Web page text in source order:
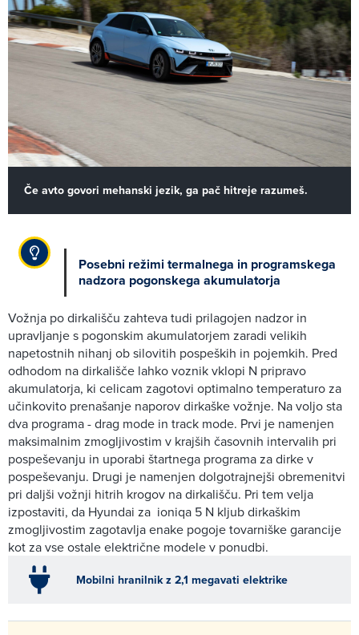
Če avto govori mehanski jezik, ga pač hitreje razumeš.
Posebni režimi termalnega in programskega
nadzora pogonskega akumulatorja
Vožnja po dirkališču zahteva tudi prilagojen nadzor in
upravljanje s pogonskim akumulatorjem zaradi velikih
napetostnih nihanj ob silovitih pospeških in pojemkih. Pred
odhodom na dirkališče lahko voznik vklopi N pripravo
akumulatorja, ki celicam zagotovi optimalno temperaturo za
učinkovito prenašanje naporov dirkaške vožnje. Na voljo sta
dva programa - drag mode in track mode. Prvi je namenjen
maksimalnim zmogljivostim v krajših časovnih intervalih pri
pospeševanju in uporabi štartnega programa za dirke v
pospeševanju. Drugi je namenjen dolgotrajnejši obremenitvi
pri daljši vožnji hitrih krogov na dirkališču. Pri tem velja
izpostaviti, da Hyundai za ioniqa 5 N kljub dirkaškim
zmogljivostim zagotavlja enake pogoje tovarniške garancije
kot za vse ostale električne modele v ponudbi.
Mobilni hranilnik z 2,1 megavati elektrike